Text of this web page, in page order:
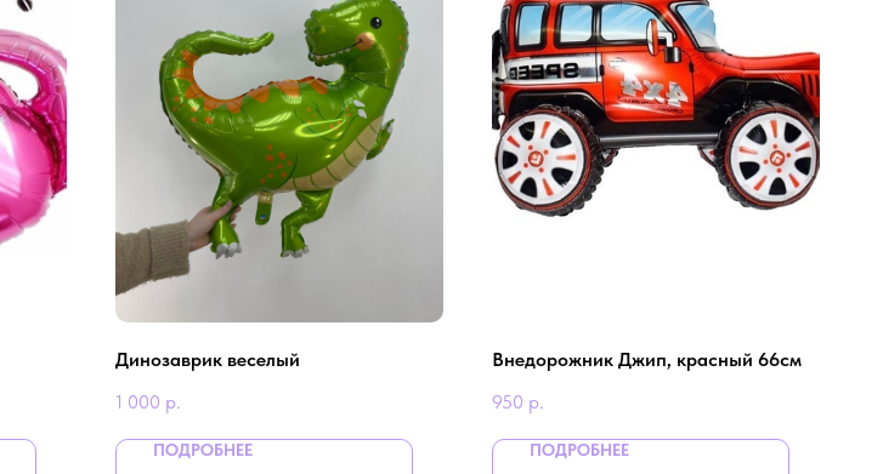
Динозаврик веселый
1 000 р.
ПОДРОБНЕЕ
Внедорожник Джип, красный 66см
950 р.
ПОДРОБНЕЕ